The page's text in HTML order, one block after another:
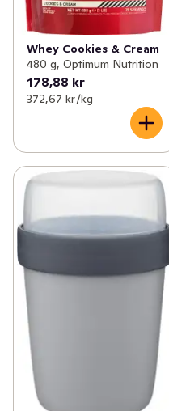
Whey Cookies & Cream
480 g, Optimum Nutrition
178,88 kr
372,67 kr /kg